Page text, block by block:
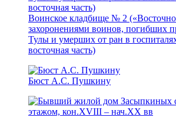
Воинское кладбище № 2
захоронениями воинов, погибших
Тулы и умерших от ран в
восточная часть)
Бюст А.С. Пушкину